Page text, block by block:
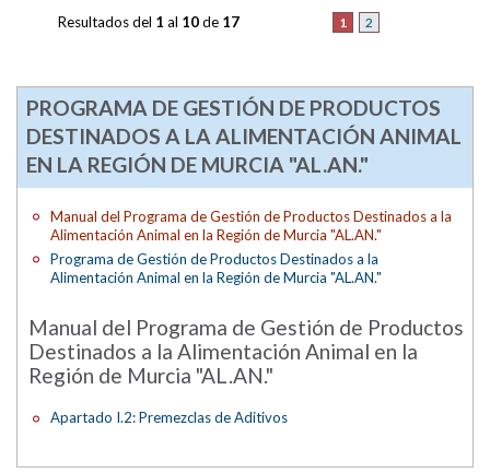
1 2
Resultados del 1 al 10de 17
PROGRAMA DE GESTIÓN DE PRODUCTOS
DESTINADOS A LA ALIMENTACIÓN ANIMAL
EN LA REGIÓN DE MURCIA "AL.AN."
Manual del Programa de Gestión de Productos Destinados a la
Alimentación Animal en la Región de Murcia "AL.AN."
Programa de Gestión de Productos Destinados a la
Alimentación Animal en la Región de Murcia "AL.AN."
Manual del Programa de Gestión de Productos
Destinados a la Alimentación Animal en la
Región de Murcia "AL.AN."
Apartado I.2: Premezclas de Aditivos